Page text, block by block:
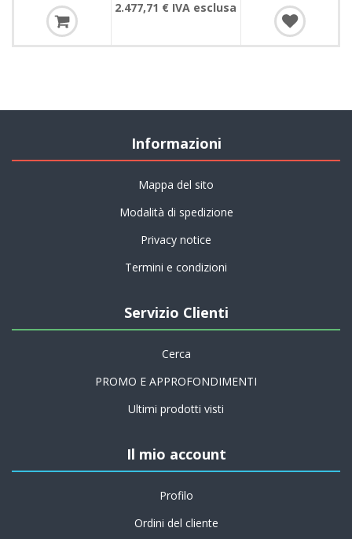
2.477,71 € IVA esclusa
Informazioni
Mappa del sito
Modalità di spedizione
Privacy notice
Termini e condizioni
Servizio Clienti
Cerca
PROMO E APPROFONDIMENTI
Ultimi prodotti visti
Il mio account
Profilo
Ordini del cliente